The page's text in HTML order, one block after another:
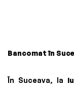
Bancomat în
În Suceava, la